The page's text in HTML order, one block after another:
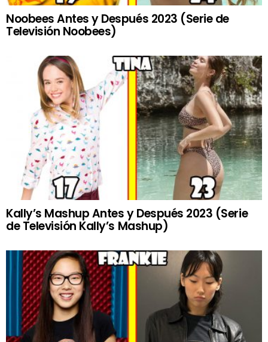
Noobees Antes y Después 2023 (Serie de
Televisión Noobees)
Kally’s Mashup Antes y Después 2023 (Serie
de Televisión Kally’s Mashup)